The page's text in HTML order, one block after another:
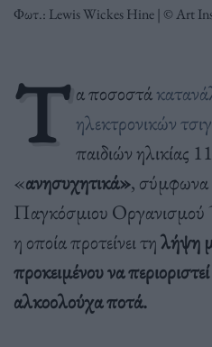
Φωτ.: Lewis Wickes Hine | © Art
Τ α ποσοστά
ηλεκτρονικών
παιδιών ηλικίας
«ανησυχητικά», σύμφωνα
Παγκόσμιου Οργανισμού
η οποία προτείνει τηλήψη
προκειμένου να
αλκοολούχα ποτά.